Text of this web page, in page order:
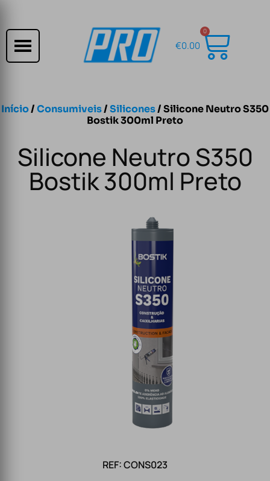
€0.00
0
Início/Consumiveis/Silicones/ Silicone Neutro S350
Bostik 300ml Preto
Silicone Neutro S350
Bostik 300ml Preto
REF: CONS023